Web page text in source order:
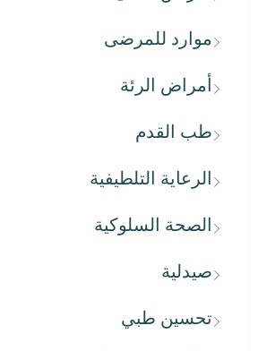
موارد للمرضى
أمراض الرئة
طب القدم
الرعاية التلطيفية
الصحة السلوكية
صيدلية
تحسين طبي